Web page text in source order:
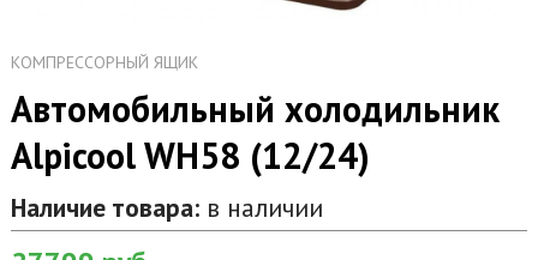
КОМПРЕССОРНЫЙ ЯЩИК
Автомобильный холодильник
Alpicool WH58 (12/24)
Наличие товара:в наличии